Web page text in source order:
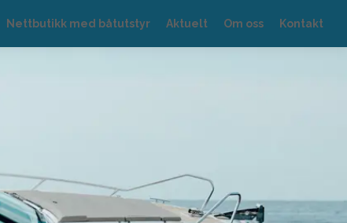
Nettbutikk med båtutstyr Aktuelt Om oss Kontakt